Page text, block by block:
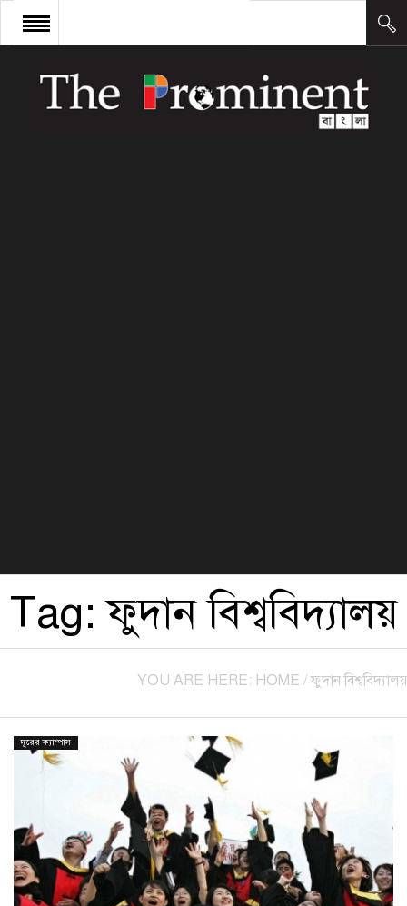
প্রচ্ছদ
Tag:ফুদান বিশ্ববিদ্যালয়
YOU ARE HERE: HOME / ফুদান বিশ্ববিদ্যালয়
দূরের ক্যাম্পাস